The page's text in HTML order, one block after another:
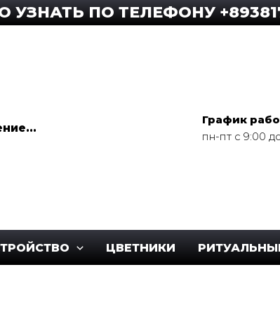
ПО ТЕЛЕФОНУ
График
пн-пт с 9:00
ЦВЕТНИКИ